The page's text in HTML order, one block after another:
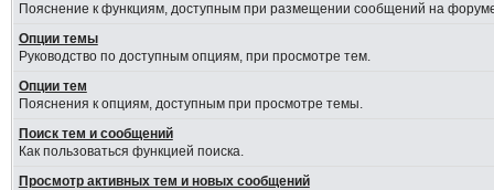
Пояснение к функциям, доступным при размещении сообщений на
Опции темы
Руководство по доступным опциям, при просмотре тем.
Опции тем
Пояснения к опциям, доступным при просмотре темы.
Поиск тем и сообщений
Как пользоваться функцией поиска.
Просмотр активных тем и новых сообщений